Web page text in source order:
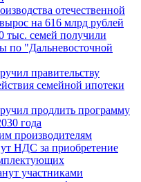
отечественной
на 616 млрд рублей
семей получили
по "Дальневосточной
правительству
семейной ипотеки
продлить программу
года
производителям
НДС за приобретение
участниками